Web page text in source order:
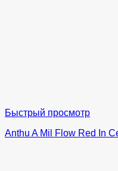
Быстрый просмотр
Anthu A Mil Flow Red In